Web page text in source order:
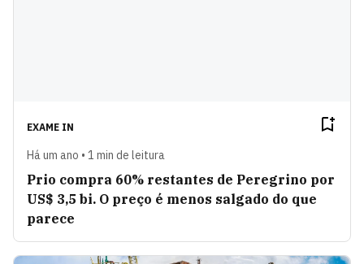
EXAME IN
Há um ano • 1 min de leitura
Prio compra 60% restantes de Peregrino por
US$ 3,5 bi. O preço é menos salgado do que
parece